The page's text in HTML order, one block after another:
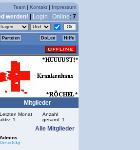
Team | Kontakt | Impressum
werden! Login Online: 7
Parteien DoLex Hilfe
Mitglieder
Letzten Monat
aktiv: 1
Anzahl
gesamt: 1
Alle Mitglieder
Admins
Desertsky